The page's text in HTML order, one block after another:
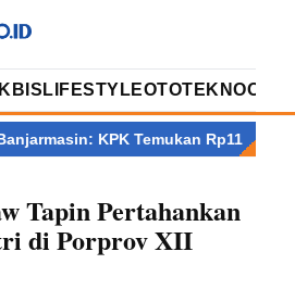
LIFESTYLEOTOTEKNOOPINI
KPK Temukan Rp11 Miliar dan
Tapin Pertahankan
di Porprov XII